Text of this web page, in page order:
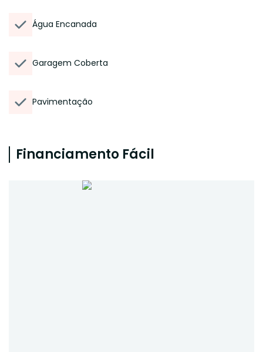
Água Encanada
Garagem Coberta
Pavimentação
Financiamento Fácil